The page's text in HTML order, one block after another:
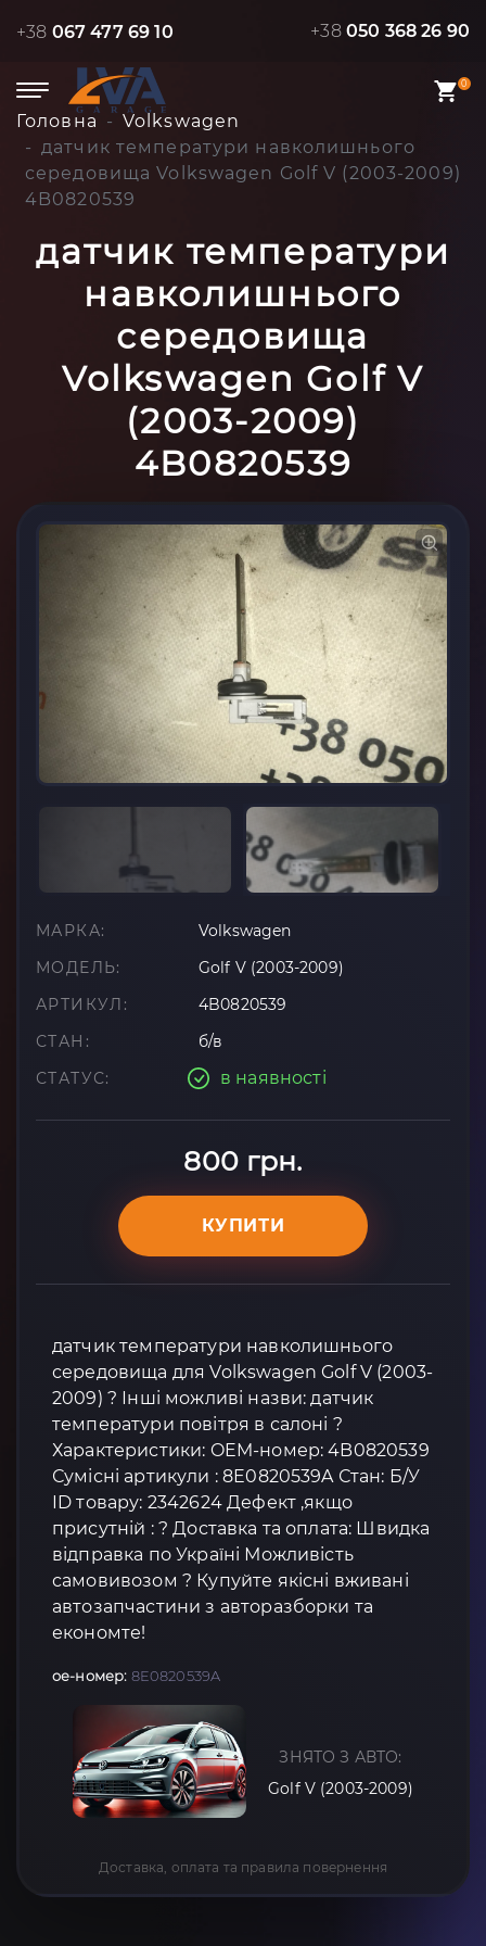
+38 067 477 69 10 +38 050 368 26 90
0
Головна
Volkswagen
датчик температури навколишнього
середовища Volkswagen Golf V (2003-2009)
4B0820539
датчик температури
навколишнього
середовища
Volkswagen Golf V
(2003-2009)
4B0820539
МАРКА:
Volkswagen
МОДЕЛЬ:
Golf V (2003-2009)
АРТИКУЛ:
4B0820539
СТАН:
б/в
СТАТУС:
в наявності
800 грн.
КУПИТИ
датчик температури навколишнього
середовища для Volkswagen Golf V (2003-
2009) ? Інші можливі назви: датчик
температури повітря в салоні ?
Характеристики: OEM-номер: 4B0820539
Сумісні артикули : 8E0820539A Стан: Б/У
ID товару: 2342624 Дефект ,якщо
присутній : ? Доставка та оплата: Швидка
відправка по Україні Можливість
самовивозом ? Купуйте якісні вживані
автозапчастини з авторазборки та
економте!
oe-номер: 8E0820539A
ЗНЯТО З АВТО:
Golf V (2003-2009)
Доставка, оплата та правила повернення